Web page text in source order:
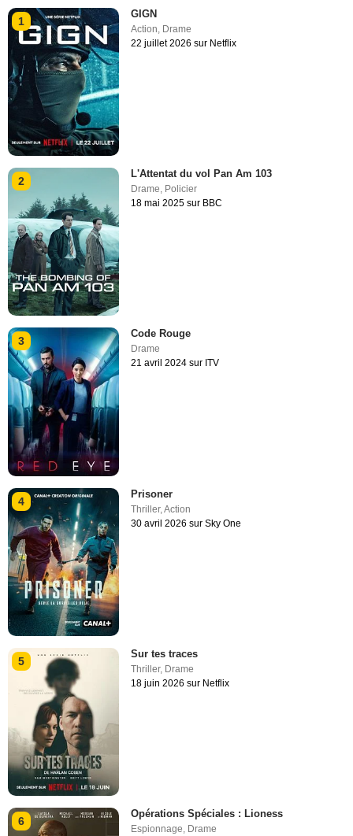
1
GIGN
Action, Drame
22 juillet 2026 sur Netflix
2
L'Attentat du vol Pan Am 103
Drame, Policier
18 mai 2025 sur BBC
3
Code Rouge
Drame
21 avril 2024 sur ITV
4
Prisoner
Thriller,Action
30 avril 2026 sur Sky One
5
Sur tes traces
Thriller, Drame
18 juin 2026 sur Netflix
6
Opérations Spéciales : Lioness
Espionnage, Drame